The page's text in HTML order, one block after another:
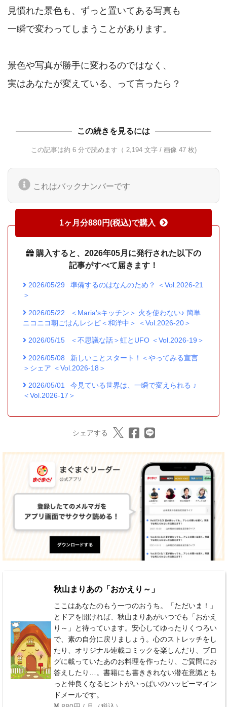
見慣れた景色も、ずっと置いてある写真も
一瞬で変わってしまうことがあります。
景色や写真が勝手に変わるのではなく、
この続きを見るには
この記事は約 6 分で読めます（ 2,194 文字 / 画像 47 枚)
これはバックナンバーです
1ヶ月分880円(税込)で購入
購入すると、2026年05月に発行された以下の
記事がすべて届きます！
2026/05/29
準備するのはなんのため？ ＜Vol.2026-21
＞
2026/05/22
＜Maria'sキッチン＞ 火を使わない♪ 簡単
ニコニコ朝ごはんレシピ＜和洋中＞ ＜Vol.2026-20＞
2026/05/15 ＜不思議な話＞虹とUFO ＜Vol.2026-19＞
2026/05/08
新しいことスタート！＜やってみる宣言
＞シェア ＜Vol.2026-18＞
2026/05/01
今見ている世界は、一瞬で変えられる ♪
＜Vol.2026-17＞
シェアする
秋山まりあの「おかえり～」
ここはあなたのもう一つのおうち。「ただいま！」
とドアを開ければ、秋山まりあがいつでも「おかえ
り～」と待っています。安心してゆったりくつろい
で、素の自分に戻リましょう。心のストレッチをし
たり、オリジナル連載コミックを楽しんだり、ブロ
グに載っていたあのお料理を作ったり、ご質問にお
答えしたり…。書籍にも書ききれない潜在意識とも
っと仲良くなるヒントがいっぱいのハッピーマイン
ドメールです。